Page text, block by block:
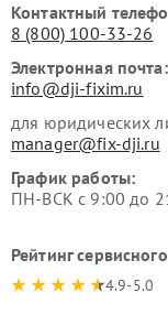
Контактный
8 (800) 100-33-26
Электронная почта:
info@dji-fixim.ru
для юридических
manager@fix-dji.ru
График работы:
ПН-ВСК с 9:00 до
Рейтинг
4.9-5.0